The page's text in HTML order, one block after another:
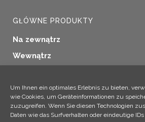
Um Ihnen ein optimales Erlebnis zu bieten,
wie Cookies, um Geräteinformationen zu
zuzugreifen. Wenn Sie diesen Technologien
Daten wie das Surfverhalten oder eindeutige
GŁÓWNE PRODUKTY
Na zewnątrz
Wewnątrz
Konserwacja drewna
Zastosowania przemysłowe